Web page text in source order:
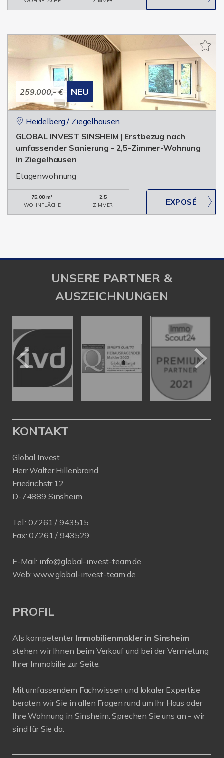
259.000,- € NEU
Heidelberg / Ziegelhausen
GLOBAL INVEST SINSHEIM | Erstbezug nach
umfassender Sanierung - 2,5-Zimmer-Wohnung
in Ziegelhausen
Etagenwohnung
75,08 m²
WOHNFLÄCHE
2,5
ZIMMER
UNSERE PARTNER &
AUSZEICHNUNGEN
KONTAKT
Global Invest
Herr Walter Hillenbrand
Friedrichstr.12
D-74889 Sinsheim
Tel.:07261 / 943515
Fax: 07261 / 943529
E-Mail: info@global-invest-team.de
Web:www.global-invest-team.de
PROFIL
Als kompetenter Immobilienmakler in Sinsheim
stehen wir Ihnen beim Verkauf und bei der Vermietung
Ihrer Immobilie zur Seite.
Mit umfassendem Fachwissen und lokaler Expertise
beraten wir Sie in allen Fragen rund um Ihr Haus oder
Ihre Wohnung in Sinsheim. Sprechen Sie uns an - wir
sind für Sie da.